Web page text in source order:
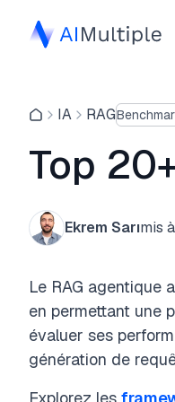
IA RAG
Top
Ekrem Sarımis
Le RAG agentique
en permettant une
évaluer ses
génération de